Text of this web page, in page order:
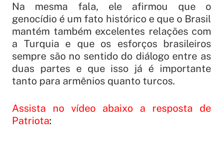
Na mesma fala, ele afirmou que o
genocídio é um fato histórico e que o Brasil
mantém também excelentes relações com
a Turquia e que os esforços brasileiros
sempre são no sentido do diálogo entre as
duas partes e que isso já é importante
tanto para armênios quanto turcos.
Assista no vídeo abaixo a resposta de
Patriota: